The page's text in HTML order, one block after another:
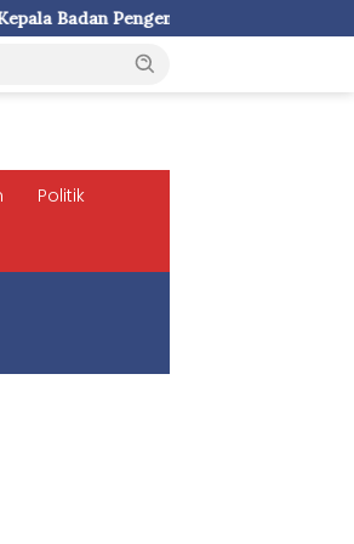
dan Pembinaan Bahasa
Politik